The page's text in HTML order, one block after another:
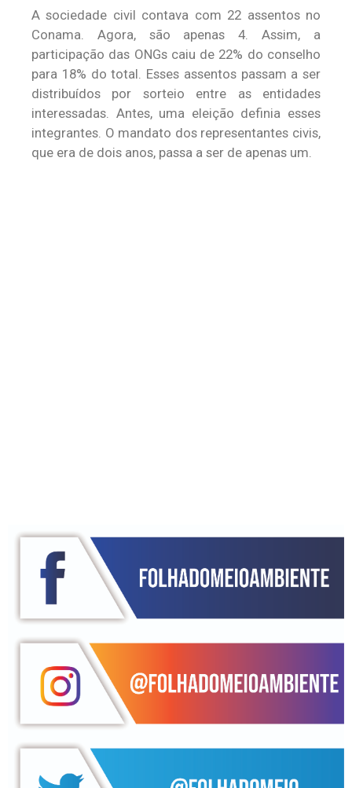
A sociedade civil contava com 22 assentos no
Conama. Agora, são apenas 4. Assim, a
participação das ONGs caiu de 22% do conselho
para 18% do total. Esses assentos passam a ser
distribuídos por sorteio entre as entidades
interessadas. Antes, uma eleição definia esses
integrantes. O mandato dos representantes civis,
que era de dois anos, passa a ser de apenas um.